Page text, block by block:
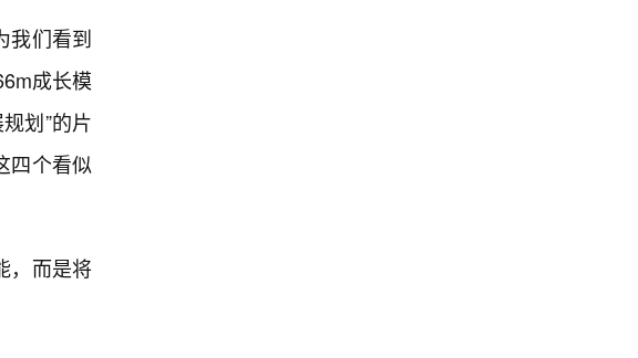
我们看到
成长模
划”的片
四个看似
，而是将